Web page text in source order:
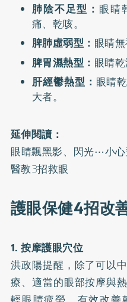
肺陰不足型： 眼睛
痛、乾咳。
脾肺虛弱型： 眼睛
脾胃濕熱型： 眼睛
肝經鬱熱型： 眼睛
大者。
延伸閱讀：
眼睛飄黑影、閃光⋯小心
醫教3招救眼
護眼保健4招改
1. 按摩護眼穴位
洪政陽提醒，除了可以
療、適當的眼部按摩與